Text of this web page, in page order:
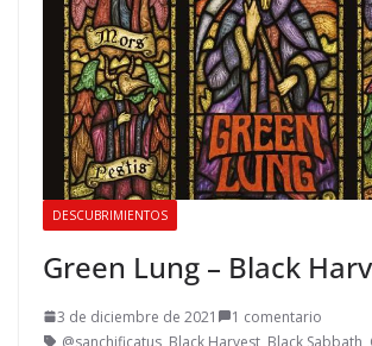
DESCUBRIMIENTOS
Green Lung – Black
3 de diciembre de 2021
1 comentario
@sanchificatus Black Harvest Black Sabbath